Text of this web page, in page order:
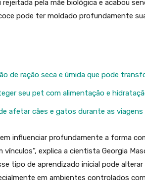
pela mãe biológica e acabou
pode ter moldado profundamente
de ração seca e úmida que pode
seu pet com alimentação e
afetar cães e gatos durante as viagens
influenciar profundamente a forma
explica a cientista Georgia
tipo de aprendizado inicial pode
em ambientes controlados